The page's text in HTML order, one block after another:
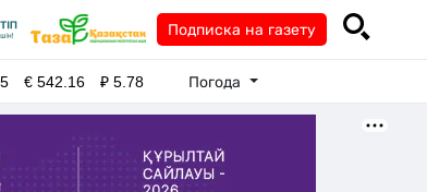
Подписка на газету
€542.16 ₽5.78 Погода